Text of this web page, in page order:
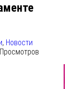
, Новости